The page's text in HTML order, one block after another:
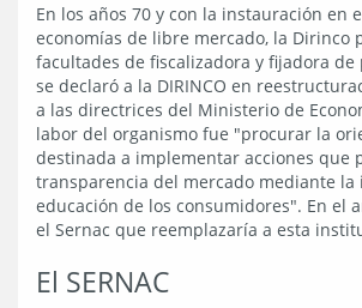
En los años 70 y con la instauración en
economías de libre mercado, la Dirinco
facultades de fiscalizadora y fijadora de
se declaró a la DIRINCO en
a las directrices del Ministerio de
labor del organismo fue "procurar la
destinada a implementar acciones que
transparencia del mercado mediante la
educación de los consumidores". En el
el Sernac que reemplazaría a esta
El SERNAC